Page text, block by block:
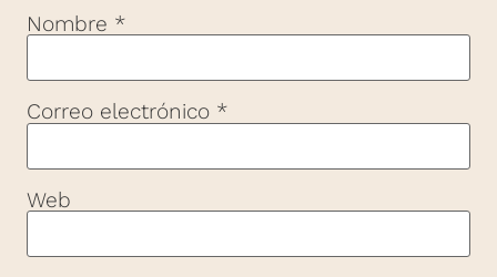
Nombre *
Correo electrónico *
Web